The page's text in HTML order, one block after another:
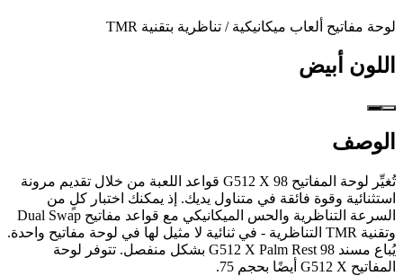
لوحة مفاتيح ألعاب ميكانيكية / تناظرية بتقنية TMR
اللون أبيض
الوصف
تُغيِّر لوحة المفاتيح G512 X 98 قواعد اللعبة من خلال تقديم مرونة
استثنائية وقوة فائقة في متناول يديك. إذ يمكنك اختبار كلٍ من
السرعة التناظرية والحس الميكانيكي مع قواعد مفاتيح Dual Swap
وتقنية TMR التناظرية - في ثنائية لا مثيل لها في لوحة مفاتيح واحدة.
يُباع مسند G512 X Palm Rest 98 بشكل منفصل. تتوفر لوحة
المفاتيح G512 X أيضًا بحجم 75.